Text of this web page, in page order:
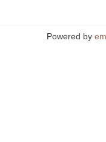
Powered by